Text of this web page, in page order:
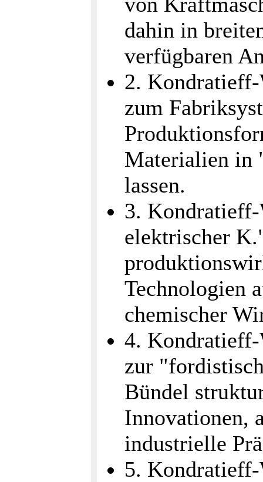
dahin in
verfügbaren
2. Kondratieff-
zum
Materialien in
lassen.
3.
elektrischer
Technologien
chemischer
4. Kondratieff-
zur
Bündel
Innovationen,
industrielle
5.